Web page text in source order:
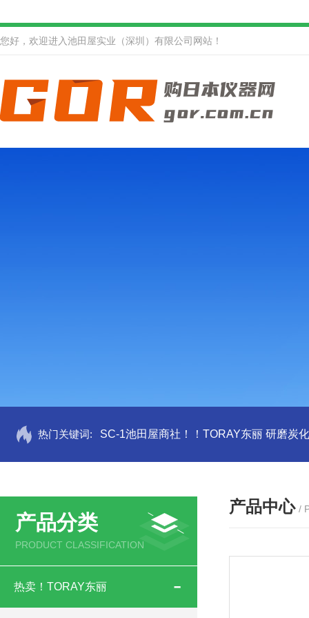
您好，欢迎进入池田屋实业（深圳）有限公司网站！
热门关键词: SC-1池田屋商社！！TORAY东丽 研磨炭
产品分类
PRODUCT CLASSIFICATION
热卖！TORAY东丽
产品中心 /